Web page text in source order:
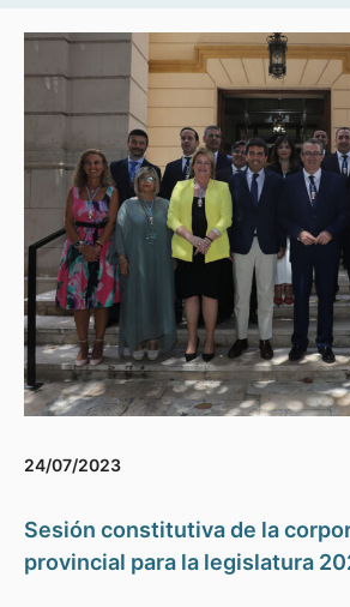
24/07/2023
Sesión constitutiva de la
provincial para la legislatura